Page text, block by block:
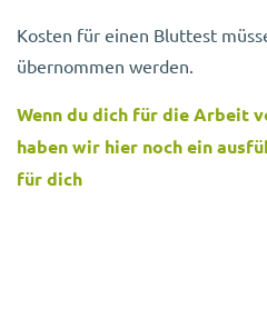
Kosten für einen Bluttest
übernommen werden.
Wenn du dich für die Arbeit
haben wir hier noch ein
für dich